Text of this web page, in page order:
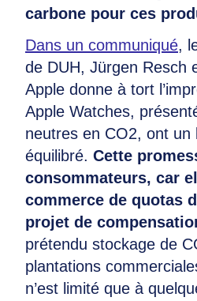
carbone pour ces
Dans un communiqué,
de DUH, Jürgen Resch
Apple donne à tort
Apple Watches,
neutres en CO2, ont un
équilibré. Cette
consommateurs, car
commerce de quotas
projet de
prétendu stockage de
plantations
n’est limité que à